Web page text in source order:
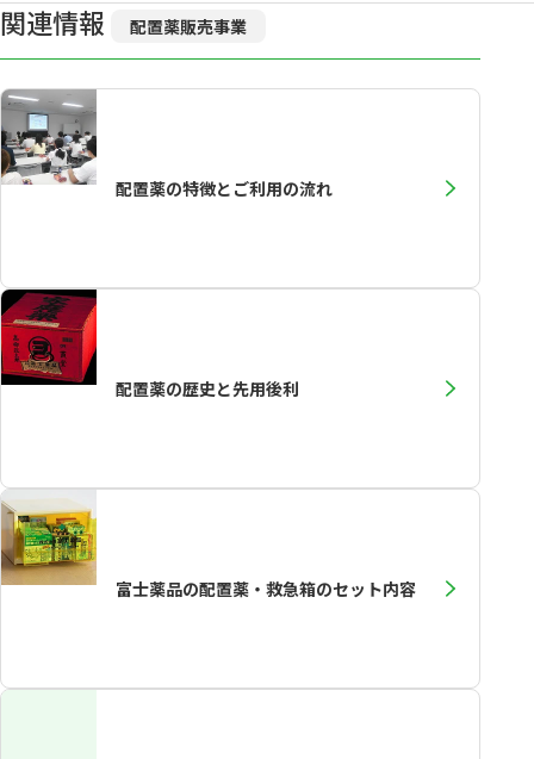
関連情報 配置薬販売事業
配置薬の特徴とご利用の流れ
配置薬の歴史と先用後利
富士薬品の配置薬・救急箱のセット内容